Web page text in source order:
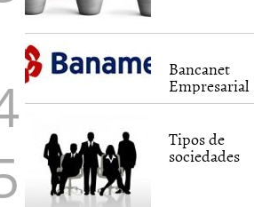
Bancanet
Empresarial
Tipos de
sociedades